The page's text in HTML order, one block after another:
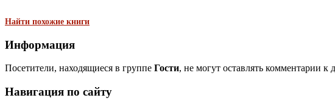
Найти похожие книги
Информация
Посетители, находящиеся в группе Гости, не могут оставлять комментарии к
Навигация по сайту